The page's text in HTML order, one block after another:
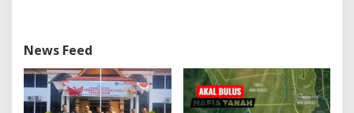
News Feed